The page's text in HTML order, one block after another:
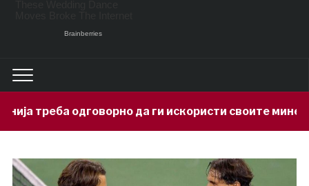
да ги искористи своите минерални богатства